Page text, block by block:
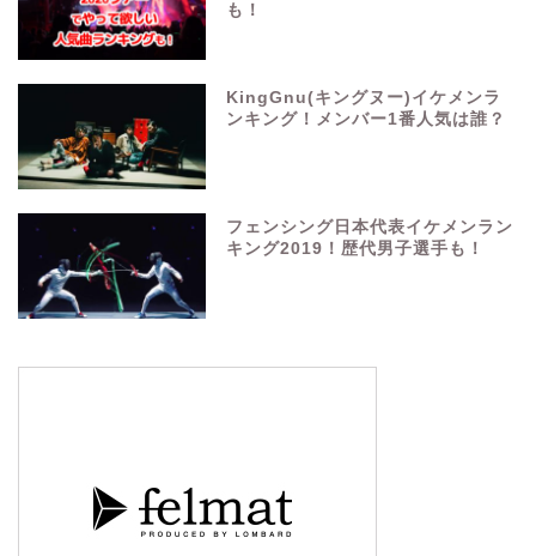
も！
KingGnu(キングヌー)イケメンラ
ンキング！メンバー1番人気は誰？
フェンシング日本代表イケメンラン
キング2019！歴代男子選手も！